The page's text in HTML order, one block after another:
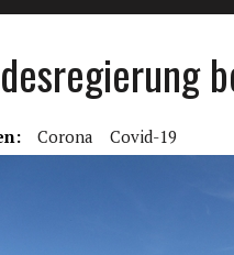
Corona Covid-19